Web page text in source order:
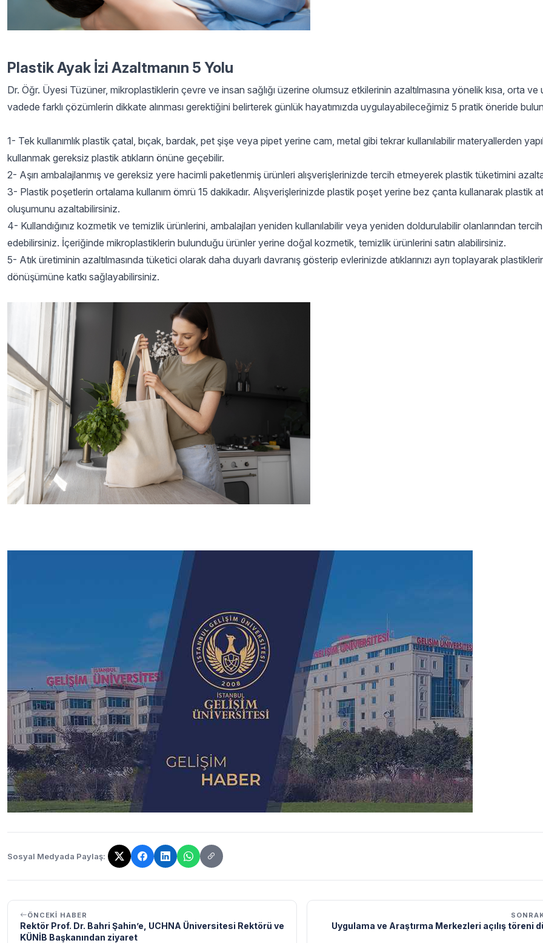
Plastik Ayak İzi Azaltmanın 5 Yolu
Dr. Öğr. Üyesi Tüzüner, mikroplastiklerin çevre ve insan sağlığı üzerine olumsuz etkilerinin azaltılmasına yönelik kısa, orta ve
vadede farklı çözümlerin dikkate alınması gerektiğini belirterek günlük hayatımızda uygulayabileceğimiz 5 pratik öneride
1- Tek kullanımlık plastik çatal, bıçak, bardak, pet şişe veya pipet yerine cam, metal gibi tekrar kullanılabilir materyallerden
kullanmak gereksiz plastik atıkların önüne geçebilir.
2- Aşırı ambalajlanmış ve gereksiz yere hacimli paketlenmiş ürünleri alışverişlerinizde tercih etmeyerek plastik tüketimini
3- Plastik poşetlerin ortalama kullanım ömrü 15 dakikadır. Alışverişlerinizde plastik poşet yerine bez çanta kullanarak plastik
oluşumunu azaltabilirsiniz.
4- Kullandığınız kozmetik ve temizlik ürünlerini, ambalajları yeniden kullanılabilir veya yeniden doldurulabilir olanlarından tercih
edebilirsiniz. İçeriğinde mikroplastiklerin bulunduğu ürünler yerine doğal kozmetik, temizlik ürünlerini satın alabilirsiniz.
5- Atık üretiminin azaltılmasında tüketici olarak daha duyarlı davranış gösterip evlerinizde atıklarınızı ayrı toplayarak
dönüşümüne katkı sağlayabilirsiniz.
Sosyal Medyada Paylaş:
Bağlantı kopyalandı!
ÖNCEKI HABER
Rektör Prof. Dr. Bahri Şahin’e, UCHNA Üniversitesi Rektörü ve
KÜNİB Başkanından ziyaret
Uygulama ve Araştırma Merkezleri açılış töreni